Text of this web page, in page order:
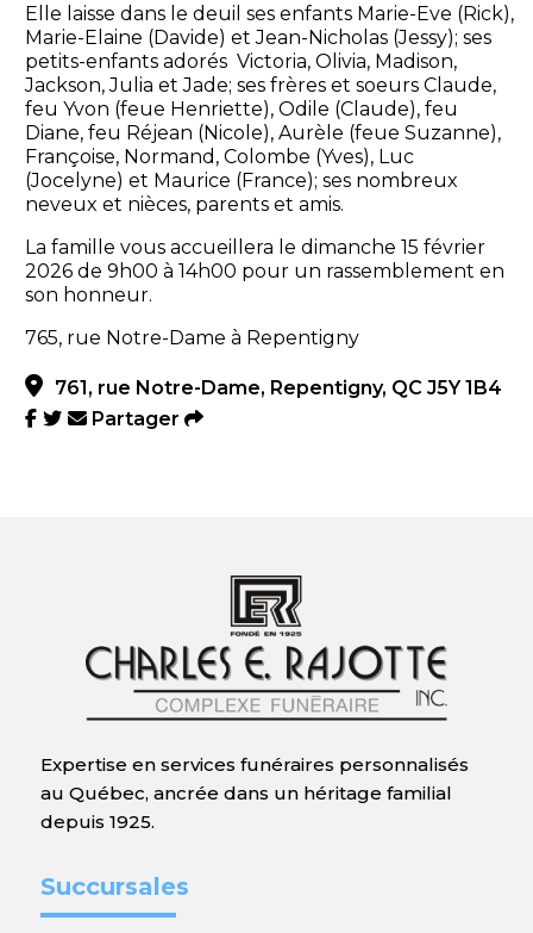
Elle laisse dans le deuil ses enfants Marie-Eve (Rick),
Marie-Elaine (Davide) et Jean-Nicholas (Jessy); ses
petits-enfants adorés Victoria, Olivia, Madison,
Jackson, Julia et Jade; ses frères et soeurs Claude,
feu Yvon (feue Henriette), Odile (Claude), feu
Diane, feu Réjean (Nicole), Aurèle (feue Suzanne),
Françoise, Normand, Colombe (Yves), Luc
(Jocelyne) et Maurice (France); ses nombreux
neveux et nièces, parents et amis.
La famille vous accueillera le dimanche 15 février
2026 de 9h00 à 14h00 pour un rassemblement en
son honneur.
765, rue Notre-Dame à Repentigny
761, rue Notre-Dame, Repentigny, QC J5Y 1B4
Partager
Expertise en services funéraires personnalisés
au Québec, ancrée dans un héritage familial
depuis 1925.
Succursales